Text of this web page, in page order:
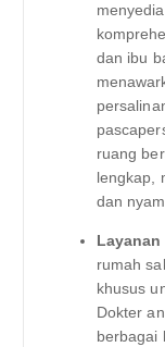
dan ibu
ruang
lengkap,
dan
rumah
khusus
Dokter
berbagai